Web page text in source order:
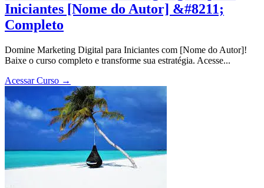
Iniciantes [Nome do Autor] &#8211;
Completo
Domine Marketing Digital para Iniciantes com [Nome do Autor]!
Baixe o curso completo e transforme sua estratégia. Acesse...
Acessar Curso →